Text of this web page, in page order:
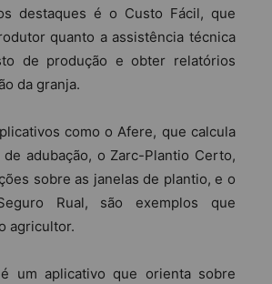
destaques é o Custo Fácil, que
quanto a assistência técnica
de produção e obter relatórios
da granja.
como o Afere, que calcula
de adubação, o Zarc-Plantio Certo,
sobre as janelas de plantio, e o
Rual, são exemplos que
agricultor.
um aplicativo que orienta sobre